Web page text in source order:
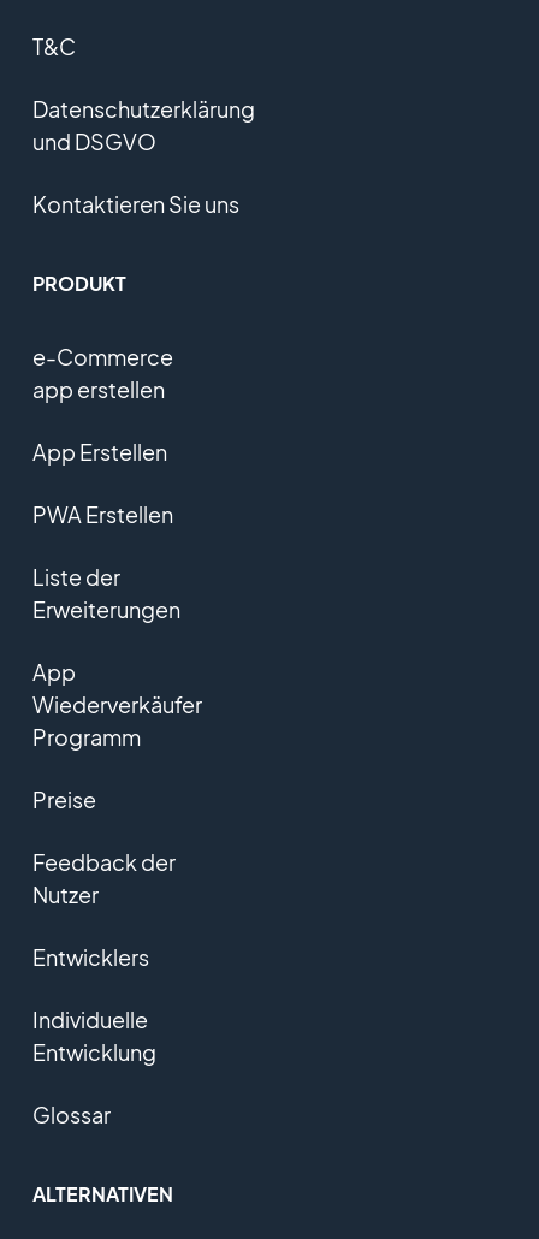
T&C
Datenschutzerklärung
und DSGVO
Kontaktieren Sie uns
PRODUKT
e-Commerce
app erstellen
App Erstellen
PWA Erstellen
Liste der
Erweiterungen
App
Wiederverkäufer
Programm
Preise
Feedback der
Nutzer
Entwicklers
Individuelle
Entwicklung
Glossar
ALTERNATIVEN